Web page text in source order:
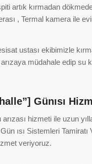
artık kırmadan
, Termal kamera ile
ustası ekibimizle
müdahale edip su
Günısı
hizmeti ile uzun
ısı Sistemleri
veriyoruz.